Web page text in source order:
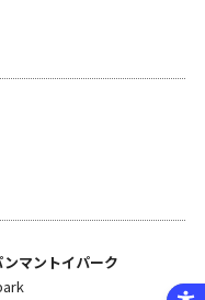
ンマントイパーク